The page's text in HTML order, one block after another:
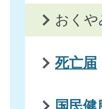
おく
死亡届
国民